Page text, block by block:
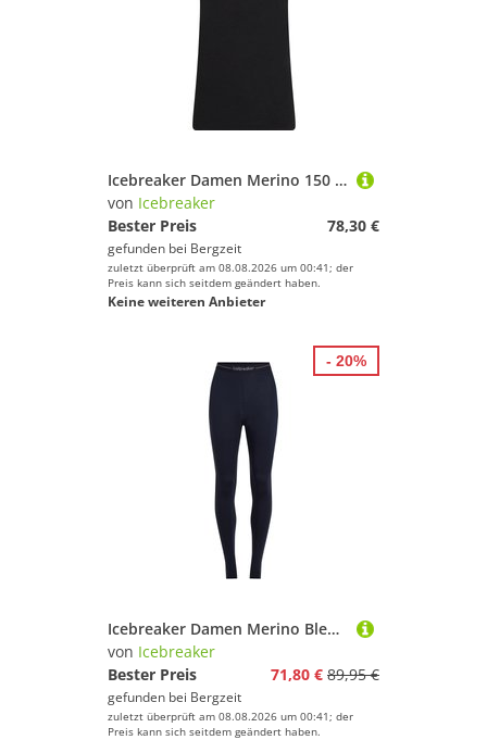
Icebreaker Damen Merino 150 Tech Lite IB Stitchline T-Shirt
von Icebreaker
Bester Preis
78,30 €
gefunden bei Bergzeit
zuletzt überprüft am 08.08.2026 um 00:41; der
Preis kann sich seitdem geändert haben.
Keine weiteren Anbieter
Icebreaker Damen Merino Blend Core Midweight Hose
von Icebreaker
Bester Preis
71,80 € 89,95 €
gefunden bei Bergzeit
zuletzt überprüft am 08.08.2026 um 00:41; der
Preis kann sich seitdem geändert haben.
- 20%